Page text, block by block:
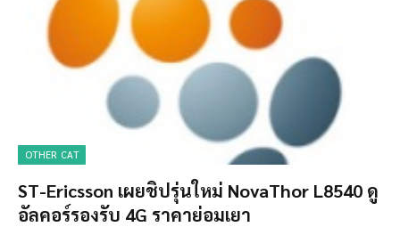
OTHER CAT
ST-Ericsson เผยชิปรุ่นใหม่ NovaThor L8540 ดู
อัลคอร์รองรับ 4G ราคาย่อมเยา